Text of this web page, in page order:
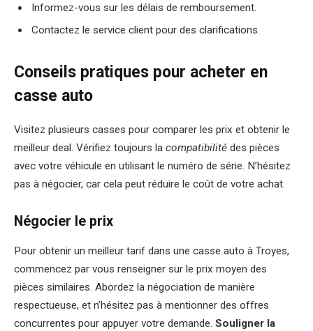
Informez-vous sur les délais de remboursement.
Contactez le service client pour des clarifications.
Conseils pratiques pour acheter en
casse auto
Visitez plusieurs casses pour comparer les prix et obtenir le
meilleur deal. Vérifiez toujours la compatibilité des pièces
avec votre véhicule en utilisant le numéro de série. N’hésitez
pas à négocier, car cela peut réduire le coût de votre achat.
Négocier le prix
Pour obtenir un meilleur tarif dans une casse auto à Troyes,
commencez par vous renseigner sur le prix moyen des
pièces similaires. Abordez la négociation de manière
respectueuse, et n’hésitez pas à mentionner des offres
concurrentes pour appuyer votre demande. Souligner la